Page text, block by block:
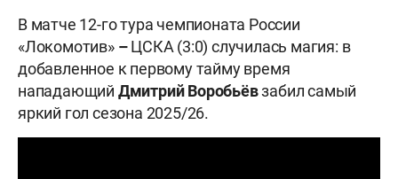
В матче 12-го тура чемпионата России
«Локомотив» –ЦСКА (3:0) случилась магия: в
добавленное к первому тайму время
нападающий ДмитрийВоробьёвзабил самый
яркий гол сезона 2025/26.